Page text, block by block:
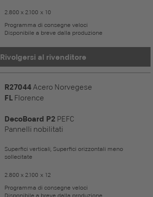
2.800 x 2.100 x 10
Programma di consegne veloci
Disponibile a breve dalla produzione
Rivolgersi al rivenditore
R27044Acero Norvegese
FL Florence
DecoBoard P2 PEFC
Pannelli nobilitati
Superfici verticali, Superfici orizzontali meno
sollecitate
2.800 x 2.100 x 12
Programma di consegne veloci
Disponibile a breve dalla produzione